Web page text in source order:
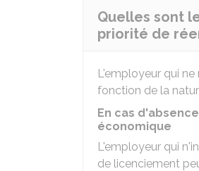
Quelles sont
priorité de
L'employeur qui
fonction de la
En cas
économique
L'employeur qui
de licenciement